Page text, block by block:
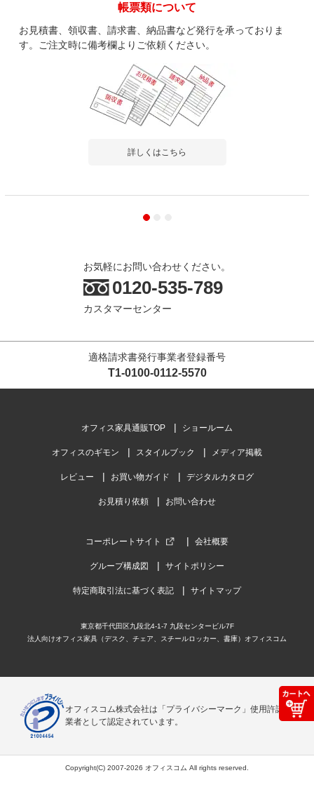
帳票類について
お見積書、領収書、請求書、納品書など発行を承っておりま
す。ご注文時に備考欄よりご依頼ください。
詳しくはこちら
お気軽にお問い合わせください。
0120-535-789
カスタマーセンター
適格請求書発行事業者登録番号
T1-0100-0112-5570
オフィス家具通販TOP ショールーム
オフィスのギモン スタイルブック メディア掲載
レビュー お買い物ガイド デジタルカタログ
お見積り依頼 お問い合わせ
コーポレートサイト 会社概要
グループ構成図 サイトポリシー
特定商取引法に基づく表記 サイトマップ
東京都千代田区九段北4-1-7 九段センタービル7F
法人向けオフィス家具（デスク、チェア、スチールロッカー、書庫）オフィスコム
オフィスコム株式会社は「プライバシーマーク」使用許諾事
業者として認定されています。
Copyright(C) 2007-2026 オフィスコム All rights reserved.